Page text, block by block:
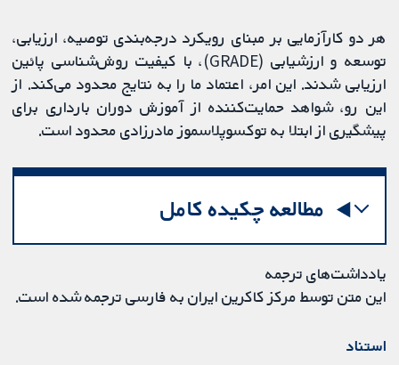
هر دو کارآزمایی بر مبنای رویکرد درجه‌‏بندی توصیه‏، ارزیابی،
توسعه و ارزشیابی (GRADE)، با کیفیت روش‌شناسی پائین
ارزیابی شدند. این امر، اعتماد ما را به نتایج محدود می‌کند. از
این رو، شواهد حمایت‌کننده از آموزش دوران بارداری برای
پیشگیری از ابتلا به توکسوپلاسموز مادرزادی محدود است.
مطالعه چکیده کامل
یادداشت‌های ترجمه
این متن توسط مرکز کاکرین ایران به فارسی ترجمه شده است.
استناد